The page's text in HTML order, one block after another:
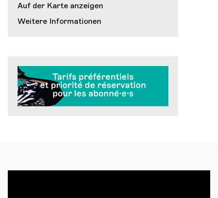
Auf der Karte anzeigen
Weitere Informationen